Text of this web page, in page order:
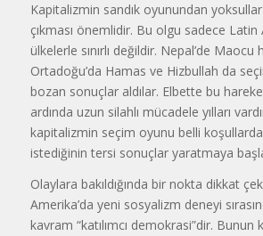
Kapitalizmin sandık oyunundan
çıkması önemlidir. Bu olgu sadece Latin
ülkelerle sınırlı değildir. Nepal’de Maocu
Ortadoğu’da Hamas ve Hizbullah da
bozan sonuçlar aldılar. Elbette bu
ardında uzun silahlı mücadele yılları
kapitalizmin seçim oyunu belli
istediğinin tersi sonuçlar yaratmaya
Olaylara bakıldığında bir nokta dikkat
Amerika’da yeni sosyalizm deneyi
kavram “katılımcı demokrasi”dir. Bunun